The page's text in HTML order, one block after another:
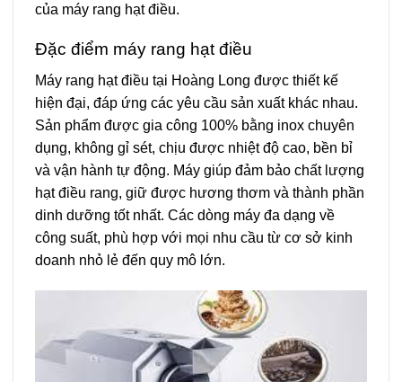
của máy rang hạt điều.
Đặc điểm máy rang hạt điều
Máy rang hạt điều tại Hoàng Long được thiết kế
hiện đại, đáp ứng các yêu cầu sản xuất khác nhau.
Sản phẩm được gia công 100% bằng inox chuyên
dụng, không gỉ sét, chịu được nhiệt độ cao, bền bỉ
và vận hành tự động. Máy giúp đảm bảo chất lượng
hạt điều rang, giữ được hương thơm và thành phần
dinh dưỡng tốt nhất. Các dòng máy đa dạng về
công suất, phù hợp với mọi nhu cầu từ cơ sở kinh
doanh nhỏ lẻ đến quy mô lớn.